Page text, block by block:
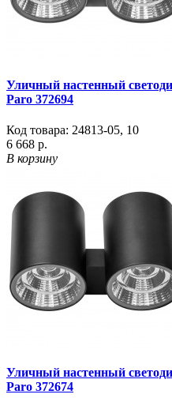
Уличный настенный
Paro 372694
Код товара: 24813-05, 10
6 668 р.
В корзину
Уличный настенный
Paro 372674